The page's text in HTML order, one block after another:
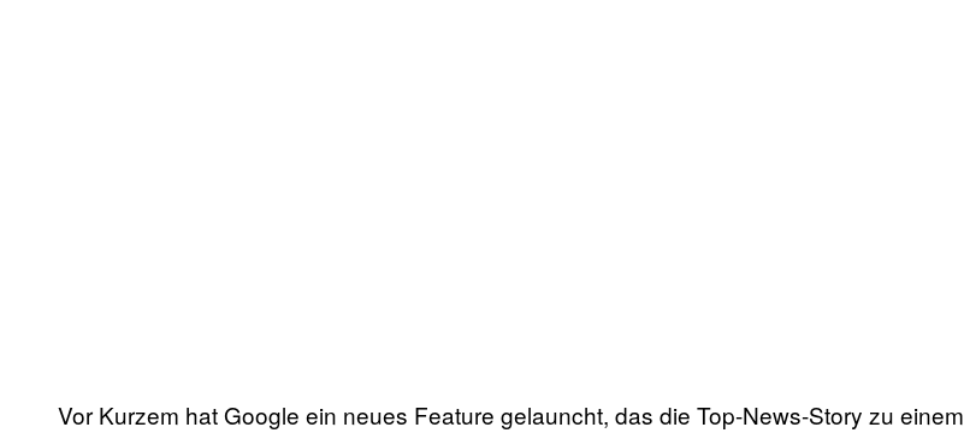
Vor Kurzem hat Google ein neues Feature gelauncht, das die Top-News-Story zu einem